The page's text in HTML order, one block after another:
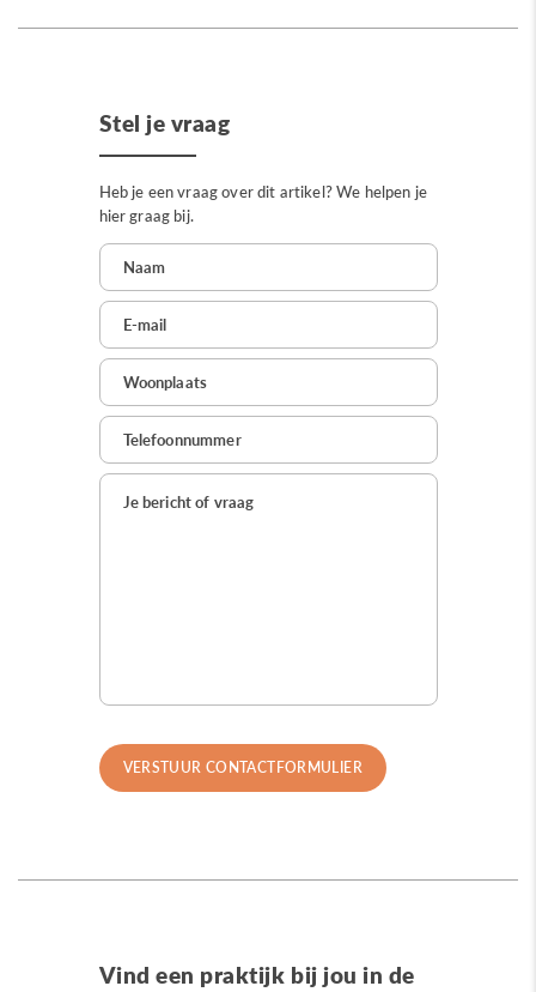
Stel je vraag
Heb je een vraag over dit artikel? We helpen je
hier graag bij.
Vind een praktijk bij jou in de